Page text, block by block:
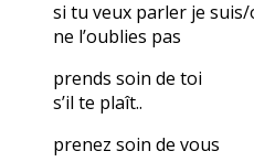
si tu veux parler je suis/
ne l’oublies pas
prends soin de toi
s’il te plaît..
prenez soin de vous